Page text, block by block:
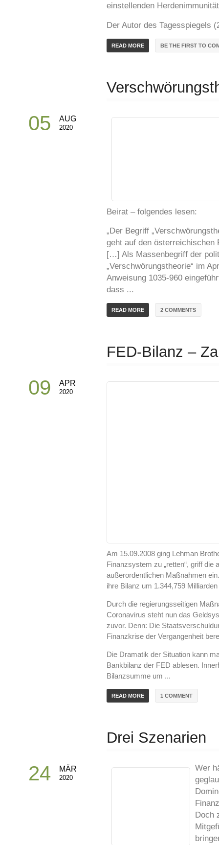
einstellenden
Der Autor des Tagesspiegels
READ MORE BE THE FIRST TO
05 AUG
2020
Beirat – folgendes lesen:
„Der Begriff
geht auf den österreichischen
[…] Als Massenbegriff der
„Verschwörungstheorie“ im
Anweisung 1035-960
dass ...
READ MORE 2 COMMENTS
FED-Bilanz –
09 APR
2020
Am 15.09.2008 ging Lehman
Finanzsystem zu „retten“, griff
außerordentlichen Maßnahmen
ihre Bilanz um 1.344,759
Durch die regierungsseitigen
Coronavirus steht nun das
zuvor. Denn: Die
Finanzkrise der Vergangenheit
Die Dramatik der Situation kann
Bankbilanz der FED ablesen.
Bilanzsumme um ...
READ MORE 1 COMMENT
Drei Szenarien
24 MÄR
2020
Wer
Doch